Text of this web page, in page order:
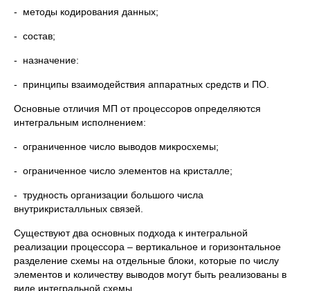
- методы кодирования данных;
- состав;
- назначение:
- принципы взаимодействия аппаратных средств и ПО.
Основные отличия МП от процессоров определяются
интегральным исполнением:
- ограниченное число выводов микросхемы;
- ограниченное число элементов на кристалле;
- трудность организации большого числа
внутрикристалльных связей.
Существуют два основных подхода к интегральной
реализации процессора – вертикальное и горизонтальное
разделение схемы на отдельные блоки, которые по числу
элементов и количеству выводов могут быть реализованы в
виде интегральной схемы.